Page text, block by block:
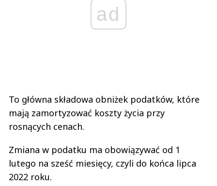
ad
To główna składowa obniżek podatków, które
mają zamortyzować koszty życia przy
rosnących cenach.
Zmiana w podatku ma obowiązywać od 1
lutego na sześć miesięcy, czyli do końca lipca
2022 roku.